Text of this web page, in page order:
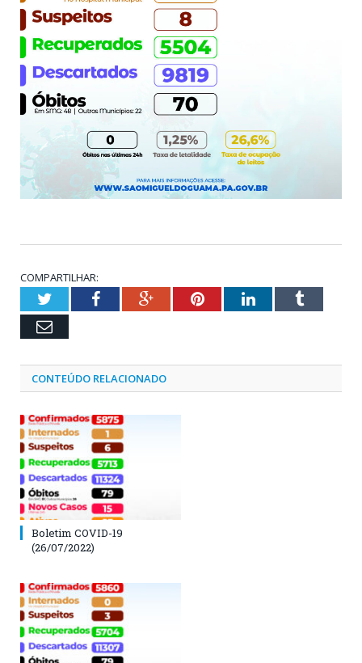
COMPARTILHAR:
TwitterFacebookGoogle+PinterestLinkedInTumblr
Email
CONTEÚDO RELACIONADO
Boletim COVID-19
(26/07/2022)